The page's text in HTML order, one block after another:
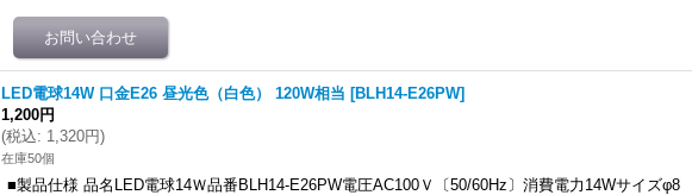
LED電球14W 口金E26 昼光色（白色） 120W相当 [BLH14-E26PW]
1,200円
(税込: 1,320円)
在庫50個
■製品仕様 品名LED電球14Ｗ品番BLH14-E26PW電圧AC100Ｖ〔50/60Hz〕消費電力14Wサイズφ8